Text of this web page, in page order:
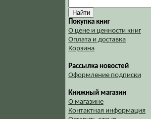
Покупка книг
О цене и ценности книг
Оплата и доставка
Корзина
Рассылка новостей
Оформление подписки
Книжный магазин
О магазине
Контактная информация